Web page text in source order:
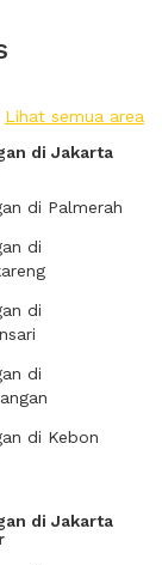
Lihat semua area
di Jakarta
di Palmerah
di
di
di
di Kebon
di Jakarta